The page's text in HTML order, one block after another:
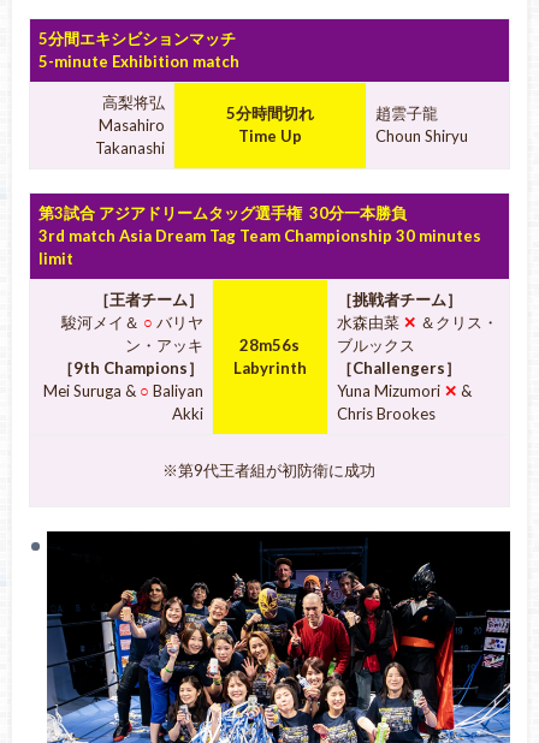
5分間エキシビションマッチ
5-minute Exhibition match
高梨将弘
Masahiro
Takanashi
5分時間切れ
Time Up
趙雲子龍
Choun Shiryu
第3試合 アジアドリームタッグ選手権 30分一本勝負
3rd match Asia Dream Tag Team Championship 30 minutes
limit
［王者チーム］
駿河メイ＆ ○ バリヤ
ン・アッキ
［9th Champions］
Mei Suruga & ○ Baliyan
Akki
28m56s
Labyrinth
［挑戦者チーム］
水森由菜 ✕ ＆クリス・
ブルックス
［Challengers］
Yuna Mizumori ✕ &
Chris Brookes
※第9代王者組が初防衛に成功